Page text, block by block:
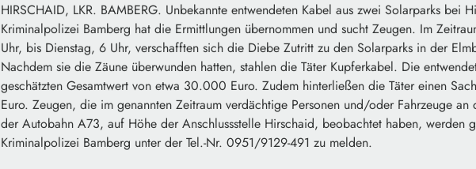
HIRSCHAID, LKR. BAMBERG. Unbekannte entwendeten Kabel aus zwei Solarparks bei
Kriminalpolizei Bamberg hat die Ermittlungen übernommen und sucht Zeugen. Im
Uhr, bis Dienstag, 6 Uhr, verschafften sich die Diebe Zutritt zu den Solarparks in der
Nachdem sie die Zäune überwunden hatten, stahlen die Täter Kupferkabel. Die
geschätzten Gesamtwert von etwa 30.000 Euro. Zudem hinterließen die Täter einen
Euro. Zeugen, die im genannten Zeitraum verdächtige Personen und/oder Fahrzeuge an
der Autobahn A73, auf Höhe der Anschlussstelle Hirschaid, beobachtet haben, werden
Kriminalpolizei Bamberg unter der Tel.-Nr. 0951/9129-491 zu melden.